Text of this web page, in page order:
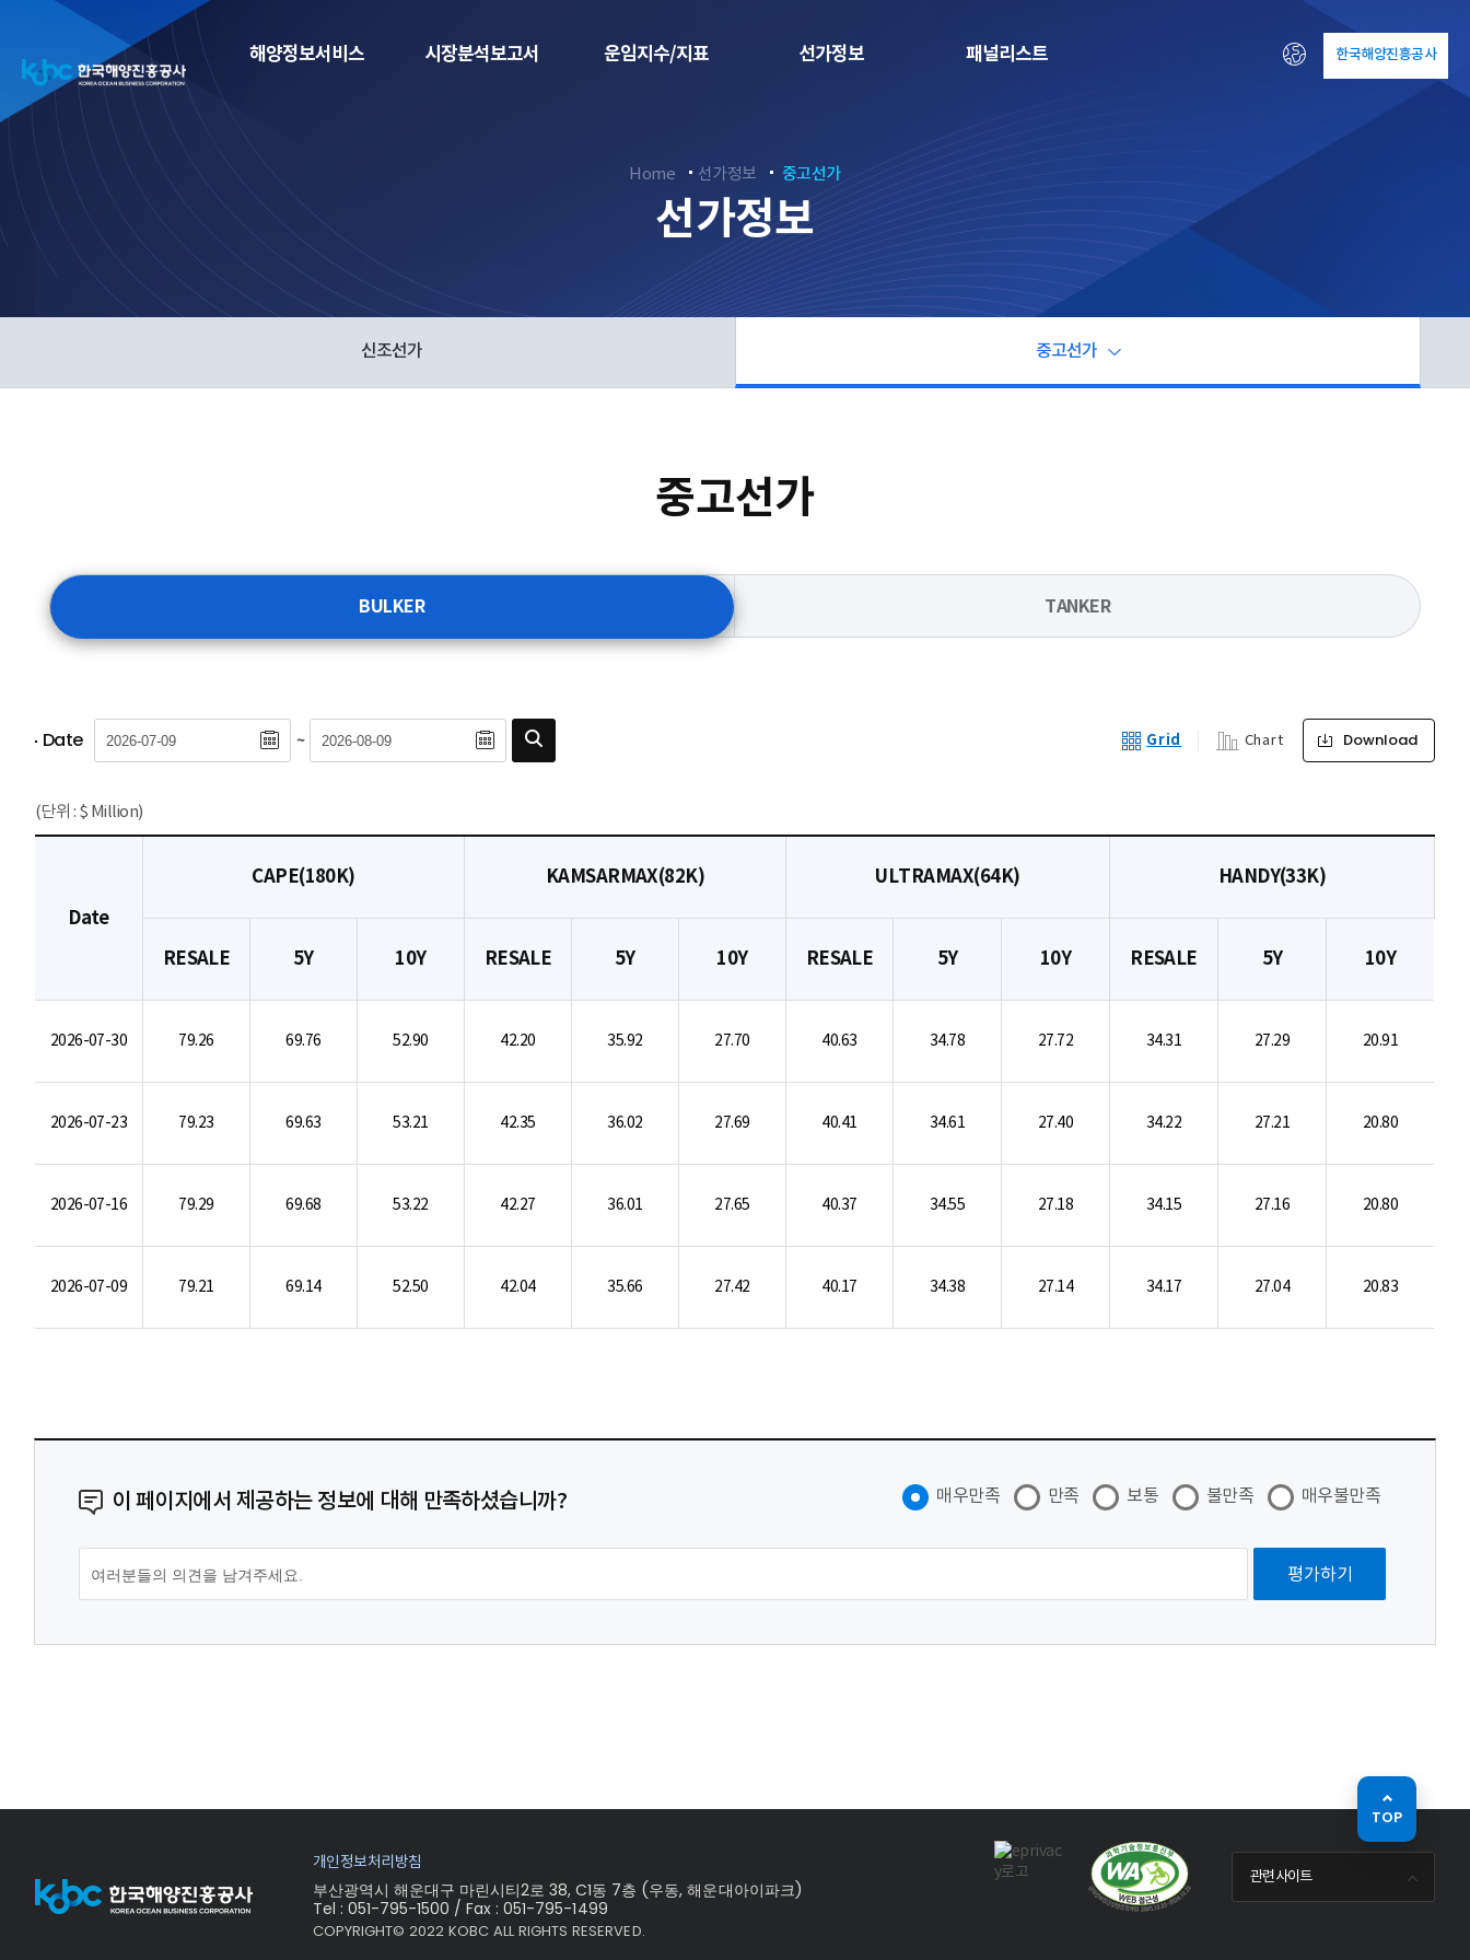
해양정보서비스 시장분석보고서 운임지수/지표 선가정보 패널리스트 한국해양진흥공사
Home 선가정보 중고선가
선가정보
신조선가 중고선가
중고선가
BULKER TANKER
Date ~ Grid Chart Download
(단위 : $ Million)
Date
CAPE(180K) KAMSARMAX(82K) ULTRAMAX(64K) HANDY(33K)
RESALE 5Y 10Y RESALE 5Y 10Y RESALE 5Y 10Y RESALE 5Y 10Y
2026-07-30 79.26 69.76 52.90 42.20 35.92 27.70 40.63 34.78 27.72 34.31 27.29 20.91
2026-07-23 79.23 69.63 53.21 42.35 36.02 27.69 40.41 34.61 27.40 34.22 27.21 20.80
2026-07-16 79.29 69.68 53.22 42.27 36.01 27.65 40.37 34.55 27.18 34.15 27.16 20.80
2026-07-09 79.21 69.14 52.50 42.04 35.66 27.42 40.17 34.38 27.14 34.17 27.04 20.83
이 페이지에서 제공하는 정보에 대해 만족하셨습니까? 매우만족 만족 보통 불만족 매우불만족
개인정보처리방침
부산광역시 해운대구 마린시티2로 38, C1동 7층 (우동, 해운대아이파크)
Tel : 051-795-1500 / Fax : 051-795-1499
COPYRIGHT© 2022 KOBC ALL RIGHTS RESERVED.
관련사이트
TOP